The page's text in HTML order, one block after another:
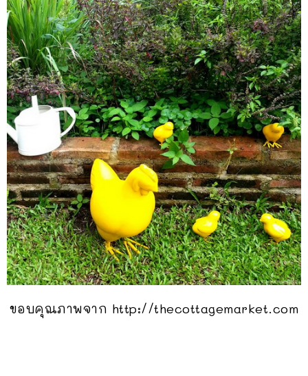
ขอบคุณภาพจาก http://thecottagemarket.com